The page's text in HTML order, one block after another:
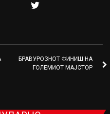
БРАВУРОЗНОТ ФИНИШ НА
ГОЛЕМИОТ МАЈСТОР